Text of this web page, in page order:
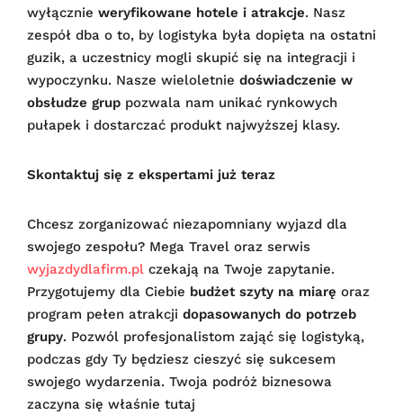
wyłącznie weryfikowane hotele i atrakcje. Nasz
zespół dba o to, by logistyka była dopięta na ostatni
guzik, a uczestnicy mogli skupić się na integracji i
wypoczynku. Nasze wieloletnie doświadczenie w
obsłudze grup pozwala nam unikać rynkowych
pułapek i dostarczać produkt najwyższej klasy.
Skontaktuj się z ekspertami już teraz
Chcesz zorganizować niezapomniany wyjazd dla
swojego zespołu? Mega Travel oraz serwis
wyjazdydlafirm.pl czekają na Twoje zapytanie.
Przygotujemy dla Ciebie budżet szyty na miarę oraz
program pełen atrakcji dopasowanych do potrzeb
grupy. Pozwól profesjonalistom zająć się logistyką,
podczas gdy Ty będziesz cieszyć się sukcesem
swojego wydarzenia. Twoja podróż biznesowa
zaczyna się właśnie tutaj